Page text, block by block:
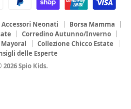
Neonati
Borsa Mamma
Corredino Autunno/Inverno
Collezione Chicco Estate
delle Esperte
2026 Spio Kids.